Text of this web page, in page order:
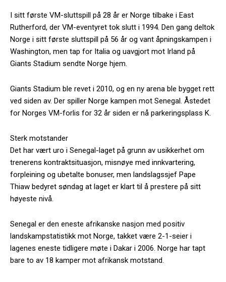
I sitt første VM-sluttspill på 28 år er Norge tilbake i East
Rutherford, der VM-eventyret tok slutt i 1994. Den gang deltok
Norge i sitt første sluttspill på 56 år og vant åpningskampen i
Washington, men tap for Italia og uavgjort mot Irland på
Giants Stadium sendte Norge hjem.
Giants Stadium ble revet i 2010, og en ny arena ble bygget rett
ved siden av. Der spiller Norge kampen mot Senegal. Åstedet
for Norges VM-forlis for 32 år siden er nå parkeringsplass K.
Sterk motstander
Det har vært uro i Senegal-laget på grunn av usikkerhet om
trenerens kontraktsituasjon, misnøye med innkvartering,
forpleining og ubetalte bonuser, men landslagssjef Pape
Thiaw bedyret søndag at laget er klart til å prestere på sitt
høyeste nivå.
Senegal er den eneste afrikanske nasjon med positiv
landskampstatistikk mot Norge, takket være 2-1-seier i
lagenes eneste tidligere møte i Dakar i 2006. Norge har tapt
bare to av 18 kamper mot afrikansk motstand.